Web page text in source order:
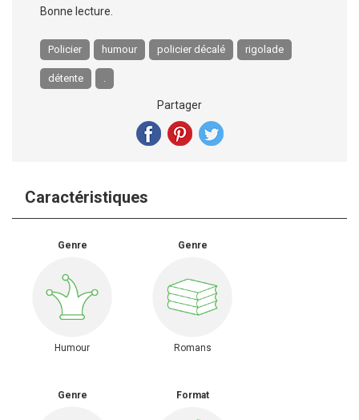
Bonne lecture.
Policier humour policier décalé rigolade
détente .
Partager
Caractéristiques
Genre
Humour
Genre
Romans
Genre Format